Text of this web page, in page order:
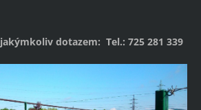
dotazem: Tel.: 725 281 339